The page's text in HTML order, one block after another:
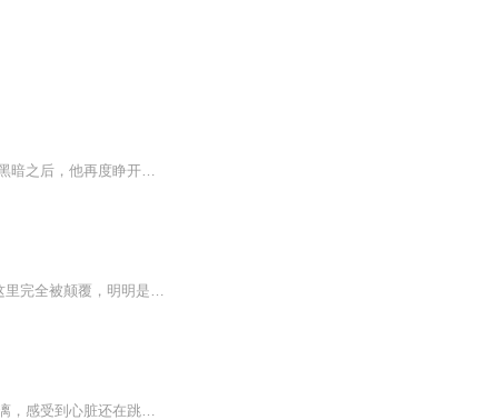
【内容简介】当宁叶白发苍苍，沧桑面容，耗尽寿元，亲手将自己埋进古棺。当身躯陷入无尽黑暗之后，他再度睁开双眼却是一梦回到了三百年前。那时候这个大时代还未开启，那时候曾经为他而死的人儿却还依然面容犹存，这对于他而言却是最好的时代。万界破灭，...
文案： 为了所爱，胡不归，他，移民到了——恐、龙、星、球！（囧） 不仅地球上的常识在这里完全被颠覆，明明是个牙科医生专科却变成了说什么雄性科医生，还得对着一群羞答答的外星恐龙传授金枪不倒大法？ 加上恶鬼婆婆（？）帮他报名的新娘必修课，（打胡：根本就是婚前性教育课好不好！）胡不归一个头两个大，初为人妻（夫）更是既期待又怕受伤害，这时，他的亲亲老公竟又狱（欲）求不满？！
【内容简介】苏阳跳楼的时候其实是很后悔的，索性上天眷顾，她重生了。午夜惊醒，冷汗淋漓，感受到心脏还在跳动的时候，苏阳知道，一切都将不一样了。什么永世承诺，什么爱情友谊。她发誓，这一世她绝不会再做那个自私盲目愚不可及的女人。【作者/主播简介...